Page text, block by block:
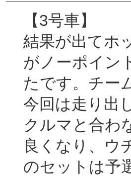
【3号車】
結果が出てホ
がノーポイン
たです。チー
今回は走り出
クルマと合わ
良くなり、ウ
のセットは予